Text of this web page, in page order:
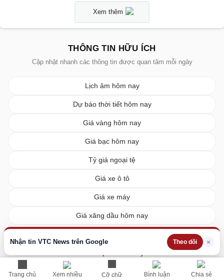
Trang chủ Xem nhiều Cỡ chữ Bình luận Chia sẻ
Nhận tin VTC News trên Google Theo dõi ×
Xem thêm
THÔNG TIN HỮU ÍCH
Cập nhật nhanh các thông tin được quan tâm mỗi ngày
Lịch âm hôm nay
Dự báo thời tiết hôm nay
Giá vàng hôm nay
Giá bạc hôm nay
Tỷ giá ngoại tệ
Giá xe ô tô
Giá xe máy
Giá xăng dầu hôm nay
Giá lúa gạo hôm nay